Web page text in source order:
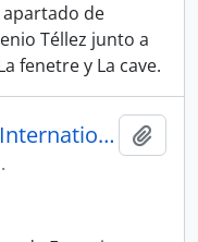
apartado de
Téllez junto a
fenetre y La cave.
1st Wisconsin print show International
·